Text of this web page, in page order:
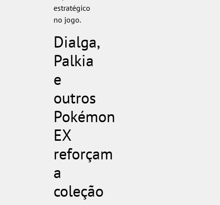
estratégico
no jogo.
Dialga,
Palkia
e
outros
Pokémon
EX
reforçam
a
coleção